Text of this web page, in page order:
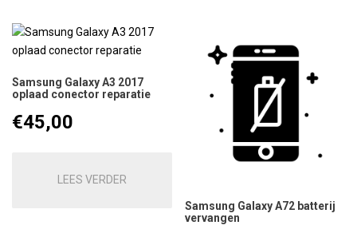
Samsung Galaxy A3 2017
oplaad conector reparatie
€45,00
LEES VERDER
Samsung Galaxy A72 batterij
vervangen